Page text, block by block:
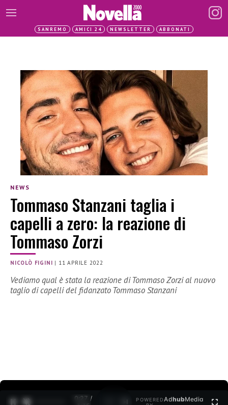
SANREMO AMICI 24 NEWSLETTER ABBONATI
NEWS
Tommaso Stanzani taglia i
capelli a zero: la reazione di
Tommaso Zorzi
NICOLÒ FIGINI | 11 APRILE 2022
Vediamo qual è stata la reazione di Tommaso Zorzi al nuovo
taglio di capelli del fidanzato Tommaso Stanzani
0:28 /
POWEREDAdhubMedia